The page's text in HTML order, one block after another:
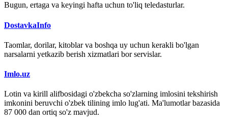
Bugun, ertaga va keyingi hafta uchun to'liq teledasturlar.
DostavkaInfo
Taomlar, dorilar, kitoblar va boshqa uy uchun kerakli bo'lgan
narsalarni yetkazib berish xizmatlari bor servislar.
Imlo.uz
Lotin va kirill alifbosidagi o'zbekcha so'zlarning imlosini tekshirish
imkonini beruvchi o'zbek tilining imlo lug'ati. Ma'lumotlar bazasida
87 000 dan ortiq so'z mavjud.